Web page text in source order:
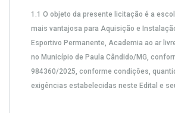
1.1 O objeto da presente licitação é a
mais vantajosa para Aquisição e
Esportivo Permanente, Academia ao ar
no Município de Paula Cândido/MG,
984360/2025, conforme condições,
exigências estabelecidas neste Edital e